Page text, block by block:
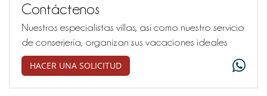
Contáctenos
Nuestros especialistas villas, así como nuestro servicio
de conserjería, organizan sus vacaciones ideales
HACER UNA SOLICITUD